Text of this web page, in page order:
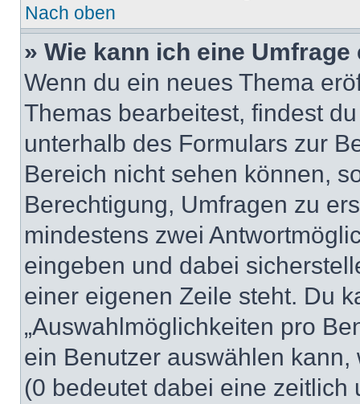
Nach oben
» Wie kann ich eine
Wenn du ein neues Thema
Themas bearbeitest, findest
unterhalb des Formulars zur
Bereich nicht sehen können,
Berechtigung, Umfragen zu
mindestens zwei
eingeben und dabei
einer eigenen Zeile steht. Du
„Auswahlmöglichkeiten pro
ein Benutzer auswählen
(0 bedeutet dabei eine